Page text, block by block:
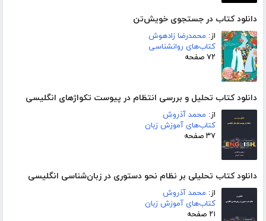
دانلود کتاب در جستجوی خویش‌تن
از: محمدرضا زادهوش
کتاب‌های روانشناسی
۷۲ صفحه
دانلود کتاب تحلیل و بررسی انتظام در پیوست تکواژهای انگلیسی
از: محمد آذروش
کتاب‌های آموزش زبان
۳۷ صفحه
دانلود کتاب تحلیلی بر نظام نحو دستوری در زبان‌شناسی انگلیسی
از: محمد آذروش
کتاب‌های آموزش زبان
۲۱ صفحه